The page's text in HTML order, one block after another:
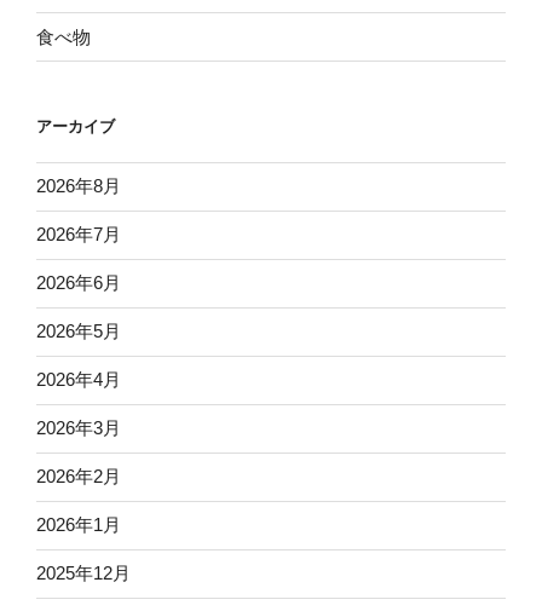
食べ物
アーカイブ
2026年8月
2026年7月
2026年6月
2026年5月
2026年4月
2026年3月
2026年2月
2026年1月
2025年12月